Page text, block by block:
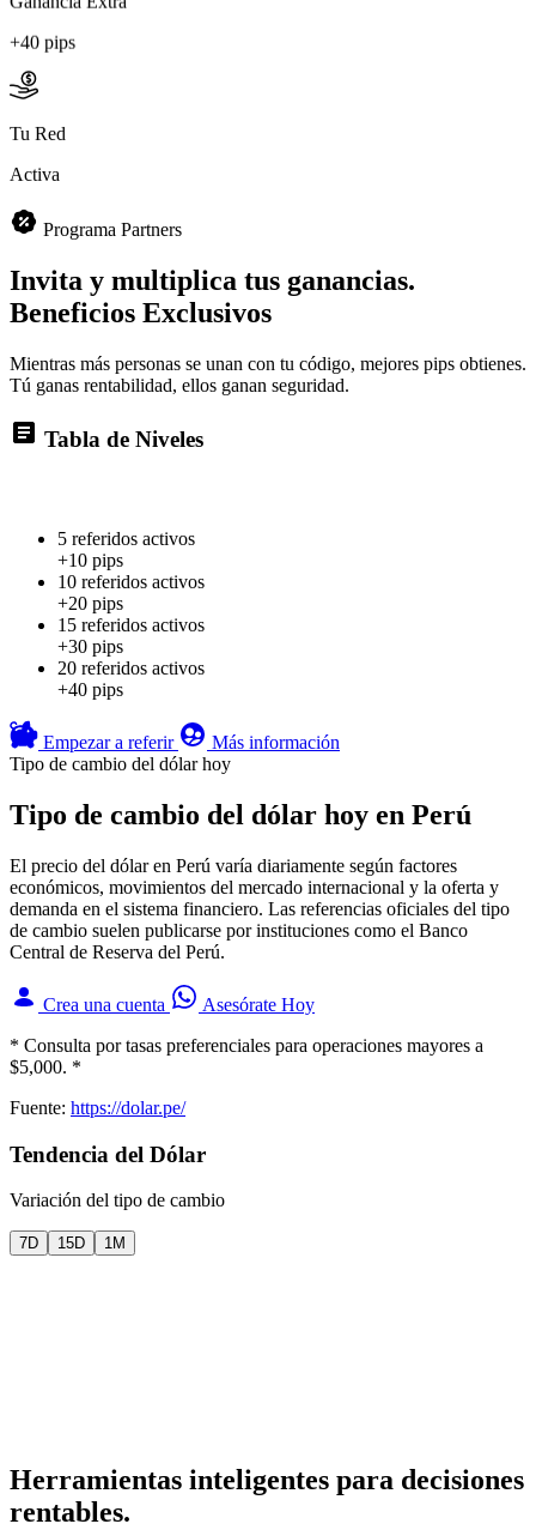
+40 pips
Programa Partners
Invita y multiplica tus ganancias.
Beneficios Exclusivos
Mientras más personas se unan con tu código, mejores pips obtienes.
Tú ganas rentabilidad, ellos ganan seguridad.
Tabla de Niveles
5 referidos activos
+10 pips
10 referidos activos
+20 pips
15 referidos activos
+30 pips
20 referidos activos
+40 pips
Empezar a referir
Más información
Tipo de cambio del dólar hoy
Tipo de cambio del dólar hoy en Perú
El precio del dólar en Perú varía diariamente según factores
económicos, movimientos del mercado internacional y la oferta y
demanda en el sistema financiero. Las referencias oficiales del tipo
de cambio suelen publicarse por instituciones como el Banco
Central de Reserva del Perú.
Crea una cuenta
Asesórate Hoy
* Consulta por tasas preferenciales para operaciones mayores a
$5,000. *
Fuente: https://dolar.pe/
Tendencia del Dólar
Variación del tipo de cambio
7D 15D 1M
Herramientas inteligentes para decisiones
rentables.